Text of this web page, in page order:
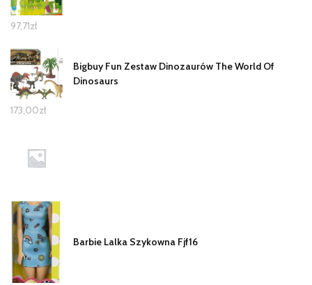
97,71zł
Bigbuy Fun Zestaw Dinozaurów The World Of
Dinosaurs
173,00zł
Barbie Lalka Szykowna Fjf16